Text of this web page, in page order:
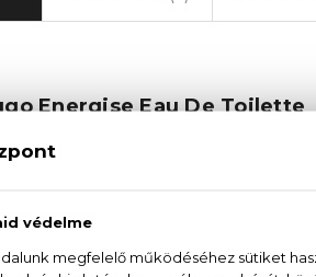
Energise Eau De Toilette
férfi parfüm - az illat első
fűszeres aromája követ. A
illata zár. A Hugo Boss Hugo
és energikus férfiaknak